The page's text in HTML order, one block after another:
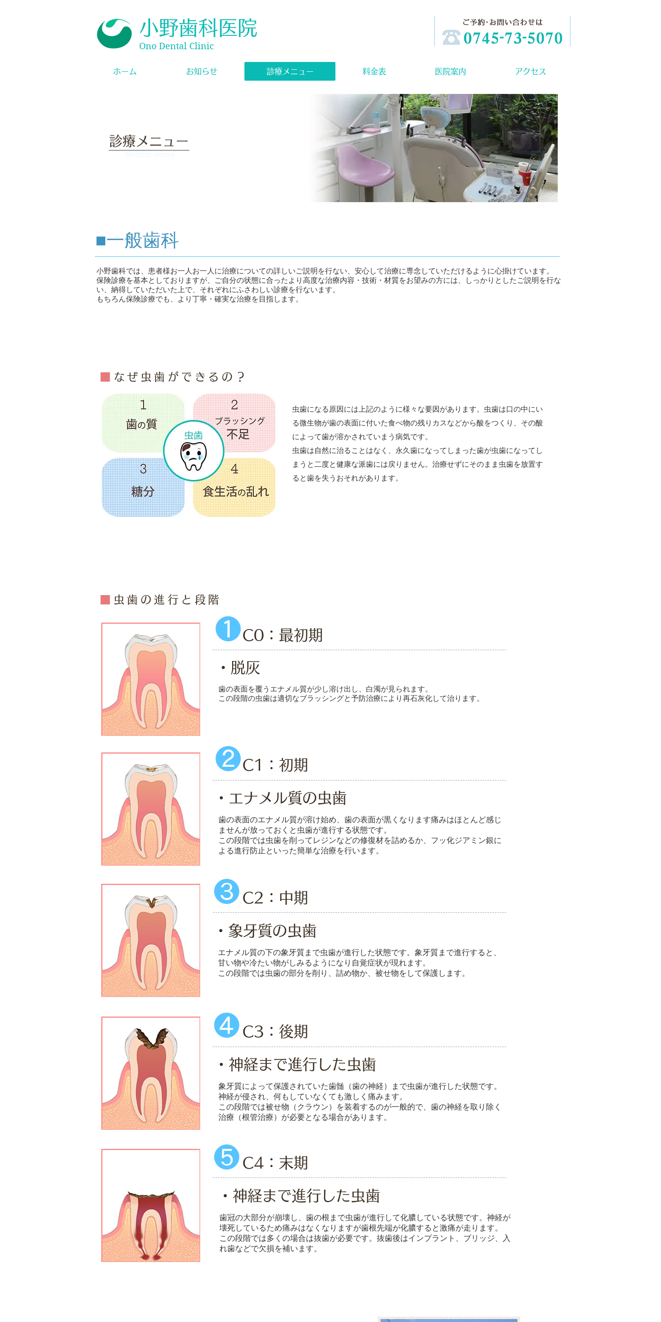
小野歯科医院
Ono Dental Clinic
ホーム お知らせ 診療メニュー 料金表 医院案内 アクセス
​診療メニュー
■一般歯科
小野歯科では、患者様お一人お一人に治療についての詳しいご説明を行ない、安心して治療に専念していただけるように心掛けています。
保険診療を基本としておりますが、ご自分の状態に合ったより高度な治療内容・技術・材質をお望みの方には、しっかりとしたご説明を行な
い、納得していただいた上で、それぞれにふさわしい診療を行ないます。
もちろん保険診療でも、より丁寧・確実な治療を目指します。
なぜ虫歯ができるの？
虫歯になる原因には上記のように様々な要因があります。虫歯は口の中にい
る微生物が歯の表面に付いた食べ物の残りカスなどから酸をつくり、その酸
によって歯が溶かされていまう病気です。
虫歯は自然に治ることはなく、永久歯になってしまった歯が虫歯になってし
まうと二度と健康な派歯には戻りません。治療せずにそのまま虫歯を放置す
ると歯を失うおそれがあります。
虫歯の進行と段階
C0：最初期
❶
・脱灰
歯の表面を覆うエナメル質が少し溶け出し、白濁が見られます。
この段階の虫歯は適切なブラッシングと予防治療により再石灰化して治ります。
C1：初期
❷
・エナメル質の虫歯
歯の表面のエナメル質が溶け始め、歯の表面が黒くなります痛みはほとんど感じ
ませんが放っておくと虫歯が進行する状態です。
この段階では虫歯を削ってレジンなどの修復材を詰めるか、フッ化ジアミン銀に
よる進行防止といった簡単な治療を行います。
C2：中期
❸
・象牙質の虫歯
エナメル質の下の象牙質まで虫歯が進行した状態です。象牙質まで進行すると、
甘い物や冷たい物がしみるようになり自覚症状が現れます。
この段階では虫歯の部分を削り、詰め物か、被せ物をして保護します。
C3：後期
❹
・神経まで進行した虫歯
象牙質によって保護されていた歯髄（歯の神経）まで虫歯が進行した状態です。
神経が侵され、何もしていなくても激しく痛みます。
この段階では被せ物（クラウン）を装着するのが一般的で、歯の神経を取り除く
治療（根管治療）が必要となる場合があります。
C4：末期
❺
・神経まで進行した虫歯
歯冠の大部分が崩壊し、歯の根まで虫歯が進行して化膿している状態です。神経が
壊死しているため痛みはなくなりますが歯根先端が化膿すると激痛が走ります。
この段階では多くの場合は抜歯が必要です。抜歯後はインプラント、ブリッジ、入
れ歯などで欠損を補います。